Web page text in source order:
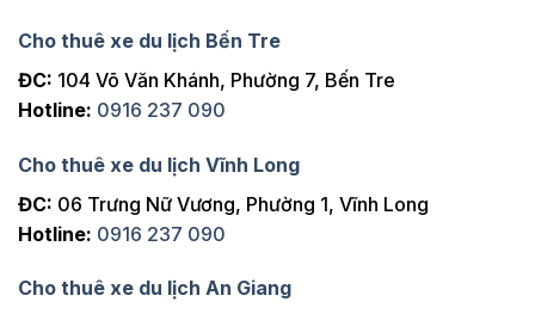
Cho thuê xe du lịch Bến Tre
ĐC: 104 Võ Văn Khánh, Phường 7, Bến Tre
Hotline: 0916 237 090
Cho thuê xe du lịch Vĩnh Long
ĐC: 06 Trưng Nữ Vương, Phường 1, Vĩnh Long
Hotline: 0916 237 090
Cho thuê xe du lịch An Giang